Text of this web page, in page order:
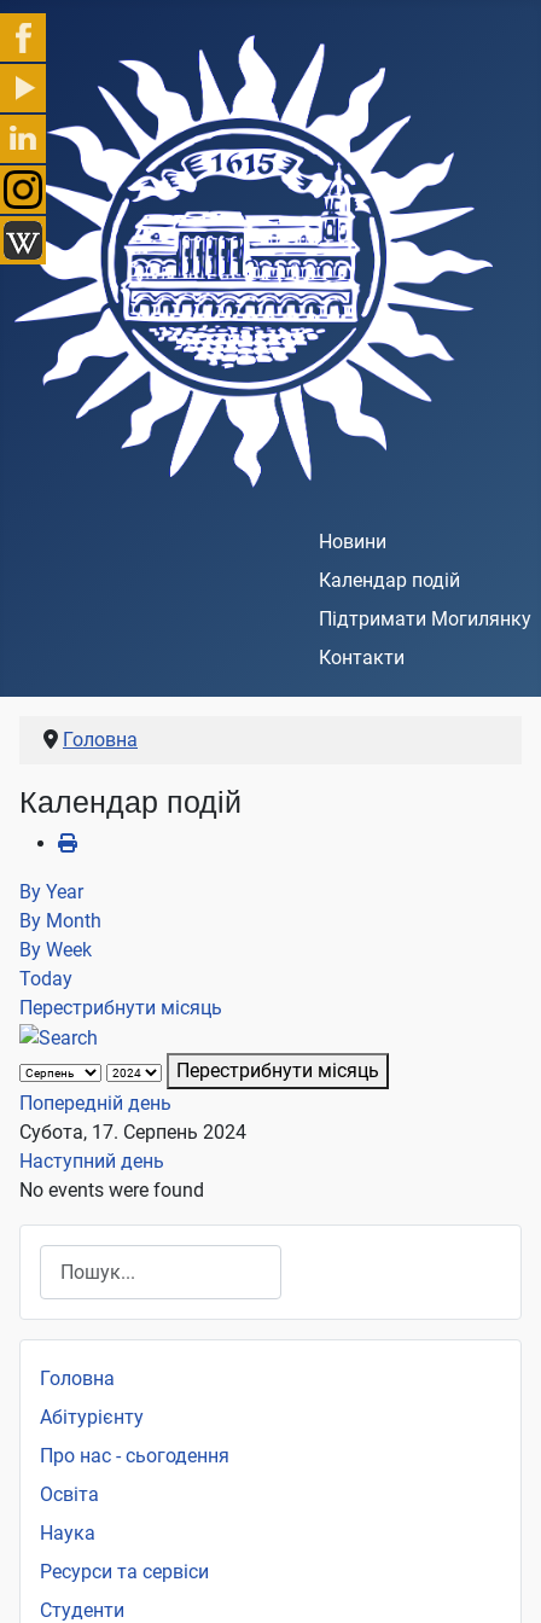
Новини
Календар подій
Підтримати Могилянку
Контакти
Головна
Календар подій
By Year
By Month
By Week
Today
Перестрибнути місяць
Перестрибнути місяць
Попередній день
Субота, 17. Серпень 2024
Наступний день
No events were found
Головна
Абітурієнту
Про нас - сьогодення
Освіта
Наука
Ресурси та сервіси
Студенти